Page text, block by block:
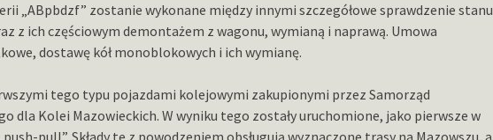
„ABpbdzf” zostanie wykonane między innymi szczegółowe sprawdzenie stanu
z ich częściowym demontażem z wagonu, wymianą i naprawą. Umowa
dostawę kół monoblokowych i ich wymianę.
tego typu pojazdami kolejowymi zakupionymi przez Samorząd
dla Kolei Mazowieckich. W wyniku tego zostały uruchomione, jako pierwsze w